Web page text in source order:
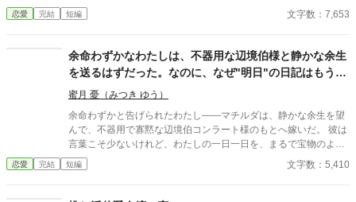
ンシアからメッセージが来るとステファンはシンシアのもとに行
ってしまう。 不安になるエレーヌだがシンシアには秘密があっ
恋愛 完結 短編 文字数：7,653
余命わずかなわたしは、不器用な辺境伯様と静かな余生
を送るはずだった。なのに、なぜ"明日"の日記はもう
『あなたへの愛の言葉』で埋まっているの
蜜月 憂（みつき ゆう）
余命わずかと告げられたわたし――マチルダは、静かな余生を望
んで、不器用で寡黙な辺境伯コンラート様のもとへ嫁いだ。 彼は
言葉こそ少ないけれど、わたしの一日一日を、まるで宝物のよう
に大切にしてくれる。 ――ただ一つ。ときどき、時間が飛ぶので
す。夜、満天の星を見上げていたはずが、気づけば、もう次の朝
恋愛 完結 短編 文字数：5,410